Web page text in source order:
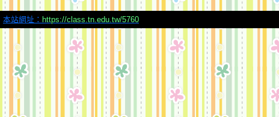
本站網址： https://class.tn.edu.tw/5760